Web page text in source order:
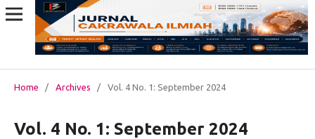
Home / Archives / Vol. 4 No. 1: September 2024
Vol. 4 No. 1: September 2024